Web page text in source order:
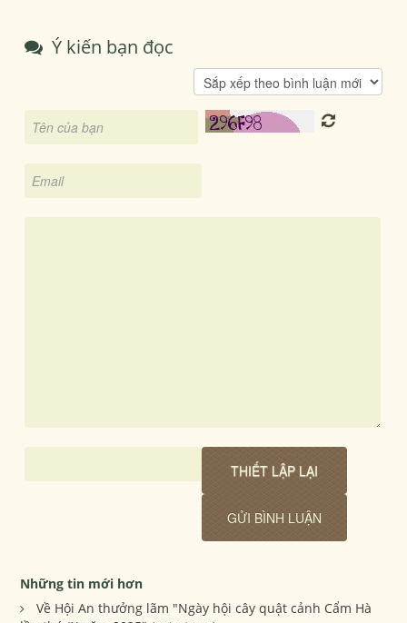
Ý kiến bạn đọc
Những tin mới hơn
Về Hội An thưởng lãm "Ngày hội cây quật cảnh Cẩm Hà